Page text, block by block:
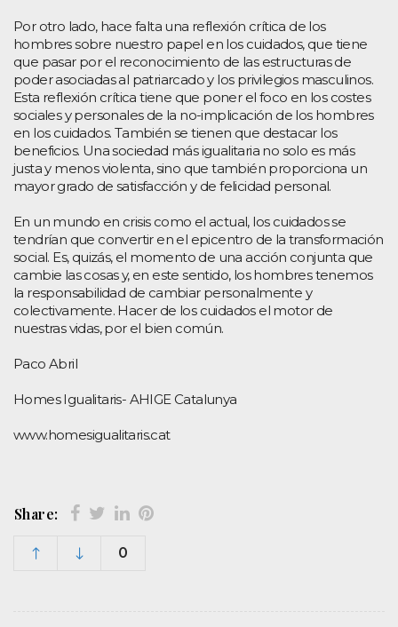
Por otro lado, hace falta una reflexión crítica de los
hombres sobre nuestro papel en los cuidados, que tiene
que pasar por el reconocimiento de las estructuras de
poder asociadas al patriarcado y los privilegios masculinos.
Esta reflexión crítica tiene que poner el foco en los costes
sociales y personales de la no-implicación de los hombres
en los cuidados. También se tienen que destacar los
beneficios. Una sociedad más igualitaria no solo es más
justa y menos violenta, sino que también proporciona un
mayor grado de satisfacción y de felicidad personal.
En un mundo en crisis como el actual, los cuidados se
tendrían que convertir en el epicentro de la transformación
social. Es, quizás, el momento de una acción conjunta que
cambie las cosas y, en este sentido, los hombres tenemos
la responsabilidad de cambiar personalmente y
colectivamente. Hacer de los cuidados el motor de
nuestras vidas, por el bien común.
Paco Abril
Homes Igualitaris- AHIGE Catalunya
www.homesigualitaris.cat
Share:
0